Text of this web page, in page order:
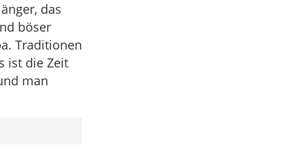
das
böser
Traditionen
ist die Zeit
man